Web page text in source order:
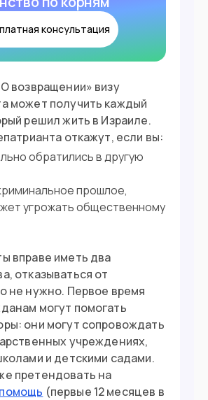
консультация
возвращении» визу
может получить каждый
решил жить в Израиле.
откажут, если вы:
обратились в другую
прошлое,
угрожать общественному
вправе иметь два
отказываться от
не нужно. Первое время
могут помогать
они могут сопровождать
учреждениях,
и детскими садами.
претендовать на
(первые 12 месяцев в